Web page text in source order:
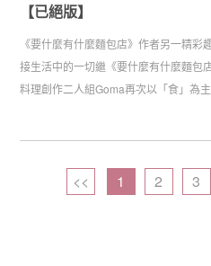
【已絕版】
《要什麼有什麼麵包店》作者另一精
接生活中的一切繼《要什麼有什麼麵包
料理創作二人組Goma再次以「食」為
<< 1 2 3